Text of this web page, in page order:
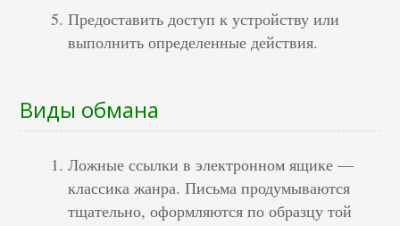
Предоставить доступ к устройству или
выполнить определенные действия.
Виды обмана
Ложные ссылки в электронном ящике —
классика жанра. Письма продумываются
тщательно, оформляются по образцу той